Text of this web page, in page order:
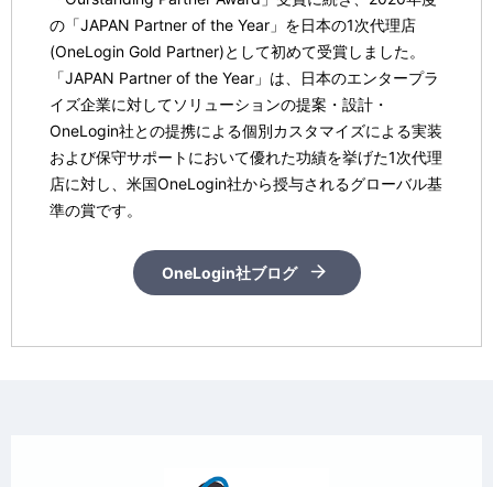
の「JAPAN Partner of the Year」を日本の1次代理店
(OneLogin Gold Partner)として初めて受賞しました。
「JAPAN Partner of the Year」は、日本のエンタープラ
イズ企業に対してソリューションの提案・設計・
OneLogin社との提携による個別カスタマイズによる実装
および保守サポートにおいて優れた功績を挙げた1次代理
店に対し、米国OneLogin社から授与されるグローバル基
準の賞です。
OneLogin社ブログ